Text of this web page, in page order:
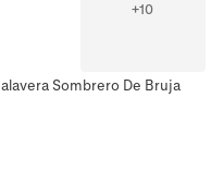
+10
Sombrero De Bruja